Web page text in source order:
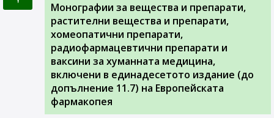
Монографии за вещества и препарати,
растителни вещества и препарати,
хомеопатични препарати,
радиофармацевтични препарати и
ваксини за хуманната медицина,
включени в единадесетото издание (до
допълнение 11.7) на Европейската
фармакопея